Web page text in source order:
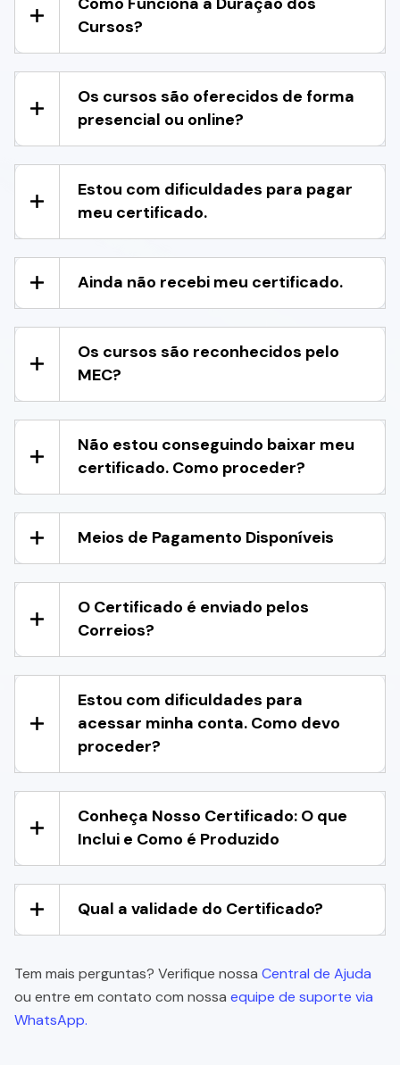
Cursos?
Os cursos são oferecidos de forma
presencial ou online?
Estou com dificuldades para pagar
meu certificado.
Ainda não recebi meu certificado.
Os cursos são reconhecidos pelo
MEC?
Não estou conseguindo baixar meu
certificado. Como proceder?
Meios de Pagamento Disponíveis
O Certificado é enviado pelos
Correios?
Estou com dificuldades para
acessar minha conta. Como devo
proceder?
Conheça Nosso Certificado: O que
Inclui e Como é Produzido
Qual a validade do Certificado?
Tem mais perguntas? Verifique nossa Central de Ajuda
ou entre em contato com nossa equipe de suporte via
WhatsApp.